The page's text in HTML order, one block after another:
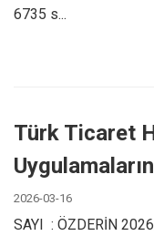
6735 s...
Türk Ticaret
2026-03-16
SAYI : ÖZDERİN